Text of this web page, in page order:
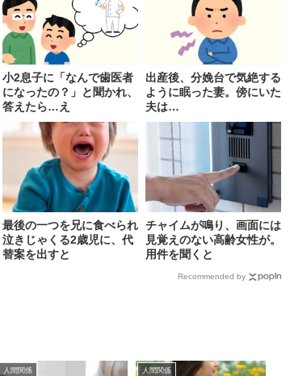
小2息子に「なんで歯医者
になったの？」と聞かれ、
答えたら…え
出産後、分娩台で気絶する
ように眠った妻。傍にいた
夫は…
最後の一つを兄に食べられ
泣きじゃくる2歳児に、代
替案を出すと
チャイムが鳴り、画面には
見覚えのない高齢女性が。
用件を聞くと
Recommended by
人間関係 人間関係